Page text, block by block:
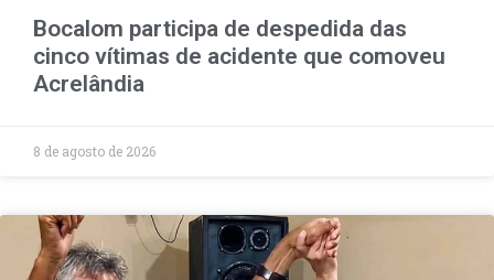
Bocalom participa de despedida das
cinco vítimas de acidente que comoveu
Acrelândia
8 de agosto de 2026